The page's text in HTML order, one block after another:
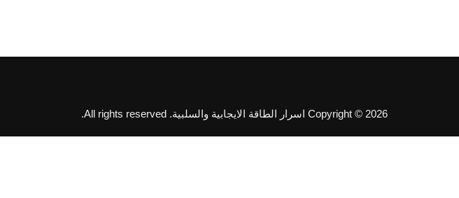
Copyright © 2026 اسرار الطاقة الايجابية والسلبية. All rights reserved.